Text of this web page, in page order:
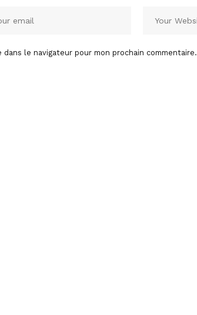
le navigateur pour mon prochain commentaire.